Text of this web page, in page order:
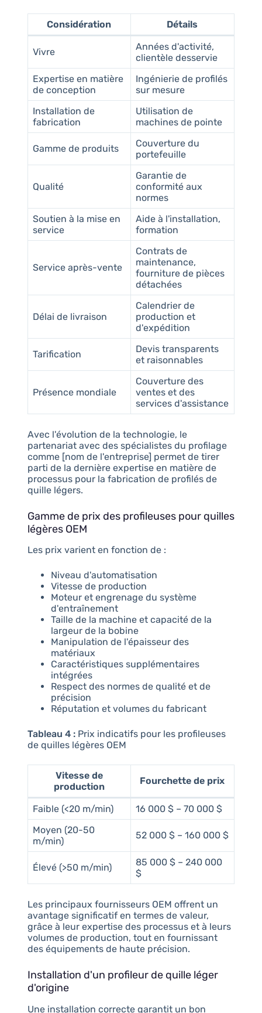
Considération Détails
Vivre
Années d'activité,
clientèle desservie
Expertise en matière
de conception
Ingénierie de profilés
sur mesure
Installation de
fabrication
Utilisation de
machines de pointe
Gamme de produits
Couverture du
portefeuille
Qualité
Garantie de
conformité aux
normes
Soutien à la mise en
service
Aide à l'installation,
formation
Service après-vente
Contrats de
maintenance,
fourniture de pièces
détachées
Délai de livraison
Calendrier de
production et
d'expédition
Tarification
Devis transparents
et raisonnables
Présence mondiale
Couverture des
ventes et des
services d'assistance
Avec l'évolution de la technologie, le
partenariat avec des spécialistes du profilage
comme [nom de l'entreprise] permet de tirer
parti de la dernière expertise en matière de
processus pour la fabrication de profilés de
quille légers.
Gamme de prix des profileuses pour quilles
légères OEM
Les prix varient en fonction de :
Niveau d'automatisation
Vitesse de production
Moteur et engrenage du système
d'entraînement
Taille de la machine et capacité de la
largeur de la bobine
Manipulation de l'épaisseur des
matériaux
Caractéristiques supplémentaires
intégrées
Respect des normes de qualité et de
précision
Réputation et volumes du fabricant
Tableau 4 :Prix indicatifs pour les profileuses
de quilles légères OEM
Vitesse de
production
Fourchette de prix
Faible (<20 m/min)
16 000 $ – 70 000 $
Moyen (20-50
m/min)
52 000 $ – 160 000 $
Élevé (>50 m/min)
85 000 $ – 240 000
$
Les principaux fournisseurs OEM offrent un
avantage significatif en termes de valeur,
grâce à leur expertise des processus et à leurs
volumes de production, tout en fournissant
des équipements de haute précision.
Installation d'un profileur de quille léger
d'origine
Une installation correcte garantit un bon